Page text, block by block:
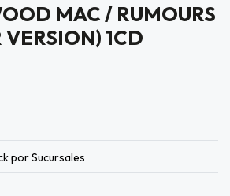
MAC / RUMOURS
1CD
por Sucursales